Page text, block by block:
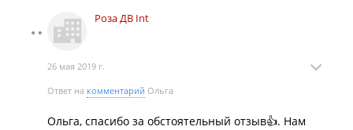
Роза ДВ Int
26 мая 2019 г.
Ответ на комментарий Ольга
Ольга, спасибо за обстоятельный отзыв👍. Нам